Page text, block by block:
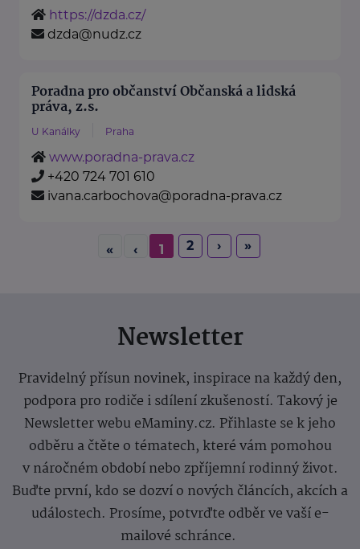
https://dzda.cz/
dzda@nudz.cz
Poradna pro občanství Občanská a lidská
práva, z.s.
U Kanálky Praha
www.poradna-prava.cz
+420 724 701 610
ivana.carbochova@poradna-prava.cz
« ‹ 1 2 › »
Newsletter
Pravidelný přísun novinek, inspirace na každý den,
podpora pro rodiče i sdílení zkušeností. Takový je
Newsletter webu eMaminy.cz. Přihlaste se k jeho
odběru a čtěte o tématech, které vám pomohou
v náročném období nebo zpříjemní rodinný život.
Buďte první, kdo se dozví o nových článcích, akcích a
událostech. Prosíme, potvrďte odběr ve vaší e-
mailové schránce.